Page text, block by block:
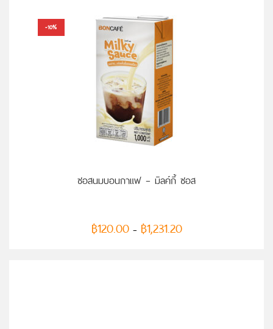
-10%
ซอสนมบอนกาแฟ – มิลค์กี้ ซอส
฿120.00 – ฿1,231.20